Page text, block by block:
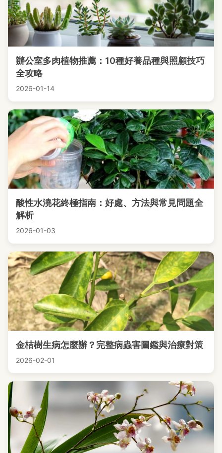
辦公室多肉植物推薦：10種好養品種與照顧技巧
全攻略
2026-01-14
酸性水澆花終極指南：好處、方法與常見問題全
解析
2026-01-03
金桔樹生病怎麼辦？完整病蟲害圖鑑與治療對策
2026-02-01